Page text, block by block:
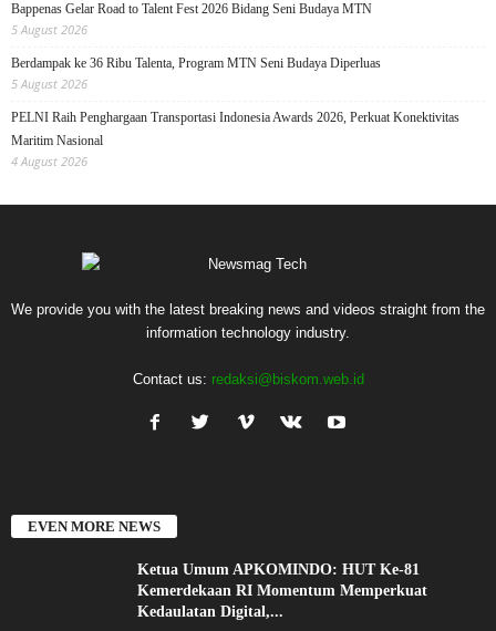
Bappenas Gelar Road to Talent Fest 2026 Bidang Seni Budaya MTN
5 August 2026
Berdampak ke 36 Ribu Talenta, Program MTN Seni Budaya Diperluas
5 August 2026
PELNI Raih Penghargaan Transportasi Indonesia Awards 2026, Perkuat Konektivitas
Maritim Nasional
4 August 2026
We provide you with the latest breaking news and videos straight from the
information technology industry.
Contact us: redaksi@biskom.web.id
EVEN MORE NEWS
Ketua Umum APKOMINDO: HUT Ke-81
Kemerdekaan RI Momentum Memperkuat
Kedaulatan Digital,...